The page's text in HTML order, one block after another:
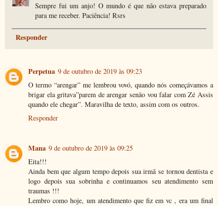
Sempre fui um anjo! O mundo é que não estava preparado
para me receber. Paciência! Rsrs
Responder
Perpetua 9 de outubro de 2019 às 09:23
O termo “arengar” me lembrou vovó, quando nós começávamos a
brigar ela gritava”parem de arengar senão vou falar com Zé Assis
quando ele chegar”. Maravilha de texto, assim com os outros.
Responder
Mana 9 de outubro de 2019 às 09:25
Eita!!!
Ainda bem que algum tempo depois sua irmã se tornou dentista e
logo depois sua sobrinha e continuamos seu atendimento sem
traumas !!!
Lembro como hoje, um atendimento que fiz em vc , era um final